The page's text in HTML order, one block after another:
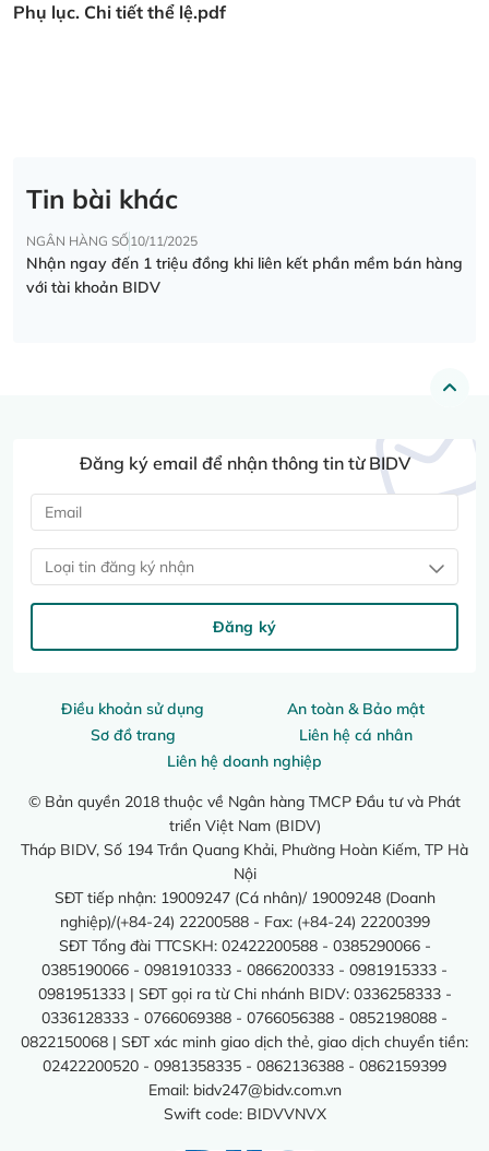
Phụ lục. Chi tiết thể lệ.pdf
Tin bài khác
NGÂN HÀNG SỐ10/11/2025
Nhận ngay đến 1 triệu đồng khi liên kết phần mềm bán hàng
với tài khoản BIDV
Điều khoản sử dụng
An toàn & Bảo mật
Sơ đồ trang
Liên hệ cá nhân
Liên hệ doanh nghiệp
© Bản quyền 2018 thuộc về Ngân hàng TMCP Đầu tư và Phát
triển Việt Nam (BIDV)
Tháp BIDV, Số 194 Trần Quang Khải, Phường Hoàn Kiếm, TP Hà
Nội
SĐT tiếp nhận: 19009247 (Cá nhân)/ 19009248 (Doanh
nghiệp)/(+84-24) 22200588 - Fax: (+84-24) 22200399
SĐT Tổng đài TTCSKH: 02422200588 - 0385290066 -
0385190066 - 0981910333 - 0866200333 - 0981915333 -
0981951333 | SĐT gọi ra từ Chi nhánh BIDV: 0336258333 -
0336128333 - 0766069388 - 0766056388 - 0852198088 -
0822150068 | SĐT xác minh giao dịch thẻ, giao dịch chuyển tiền:
02422200520 - 0981358335 - 0862136388 - 0862159399
Email: bidv247@bidv.com.vn
Swift code: BIDVVNVX
Đăng ký email để nhận thông tin từ BIDV
Loại tin đăng ký nhận
Đăng ký